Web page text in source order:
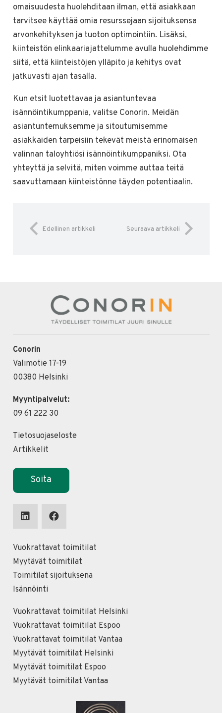
omaisuudesta huolehditaan ilman, että asiakkaan
tarvitsee käyttää omia resurssejaan sijoituksensa
arvonkehityksen ja tuoton optimointiin. Lisäksi,
kiinteistön elinkaariajattelumme avulla huolehdimme
siitä, että kiinteistöjen ylläpito ja kehitys ovat
jatkuvasti ajan tasalla.
Kun etsit luotettavaa ja asiantuntevaa
isännöintikumppania, valitse Conorin. Meidän
asiantuntemuksemme ja sitoutumisemme
asiakkaiden tarpeisiin tekevät meistä erinomaisen
valinnan taloyhtiösi isännöintikumppaniksi. Ota
yhteyttä ja selvitä, miten voimme auttaa teitä
saavuttamaan kiinteistönne täyden potentiaalin.
Edellinen artikkeli Seuraava artikkeli
Conorin
Valimotie 17-19
00380 Helsinki
Myyntipalvelut:
09 61 222 30
Tietosuojaseloste
Artikkelit
Soita
Vuokrattavat toimitilat
Myytävät toimitilat
Toimitilat sijoituksena
Isännöinti
Vuokrattavat toimitilat Helsinki
Vuokrattavat toimitilat Espoo
Vuokrattavat toimitilat Vantaa
Myytävät toimitilat Helsinki
Myytävät toimitilat Espoo
Myytävät toimitilat Vantaa